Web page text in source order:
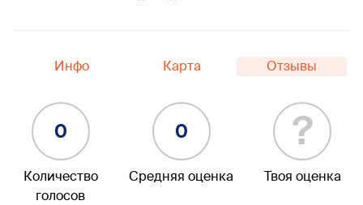
Инфо Карта Отзывы
0
Количество
голосов
0
Средняя оценка
?
Твоя оценка